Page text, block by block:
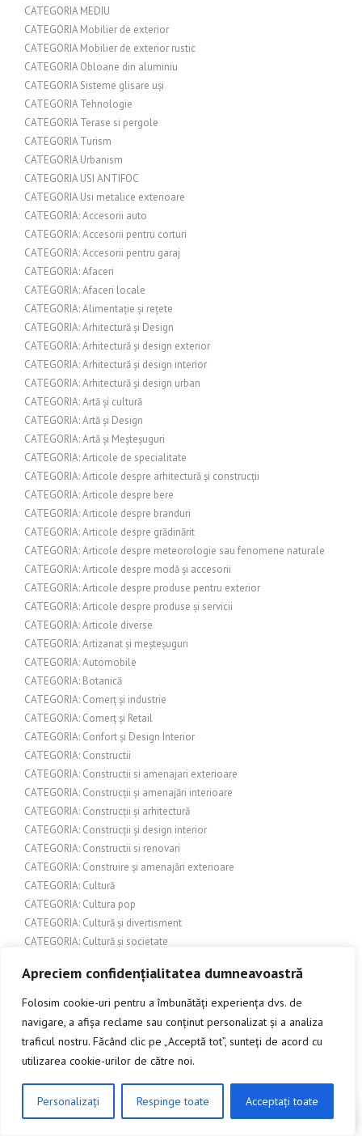
Apreciem confidențialitatea dumneavoastră
Folosim cookie-uri pentru a îmbunătăți experiența dvs. de
navigare, a afișa reclame sau conținut personalizat și a analiza
traficul nostru. Făcând clic pe „Acceptă tot”, sunteți de acord cu
utilizarea cookie-urilor de către noi.
Personalizați Respinge toate Acceptați toate
CATEGORIA MEDIU
CATEGORIA Mobilier de exterior
CATEGORIA Mobilier de exterior rustic
CATEGORIA Obloane din aluminiu
CATEGORIA Sisteme glisare uși
CATEGORIA Tehnologie
CATEGORIA Terase si pergole
CATEGORIA Turism
CATEGORIA Urbanism
CATEGORIA USI ANTIFOC
CATEGORIA Usi metalice exterioare
CATEGORIA: Accesorii auto
CATEGORIA: Accesorii pentru corturi
CATEGORIA: Accesorii pentru garaj
CATEGORIA: Afaceri
CATEGORIA: Afaceri locale
CATEGORIA: Alimentație și rețete
CATEGORIA: Arhitectură și Design
CATEGORIA: Arhitectură și design exterior
CATEGORIA: Arhitectură și design interior
CATEGORIA: Arhitectură și design urban
CATEGORIA: Artă și cultură
CATEGORIA: Artă și Design
CATEGORIA: Artă și Meșteșuguri
CATEGORIA: Articole de specialitate
CATEGORIA: Articole despre arhitectură și construcții
CATEGORIA: Articole despre bere
CATEGORIA: Articole despre branduri
CATEGORIA: Articole despre grădinărit
CATEGORIA: Articole despre meteorologie sau fenomene naturale
CATEGORIA: Articole despre modă și accesorii
CATEGORIA: Articole despre produse pentru exterior
CATEGORIA: Articole despre produse și servicii
CATEGORIA: Articole diverse
CATEGORIA: Artizanat și meșteșuguri
CATEGORIA: Automobile
CATEGORIA: Botanică
CATEGORIA: Comerț și industrie
CATEGORIA: Comerț și Retail
CATEGORIA: Confort și Design Interior
CATEGORIA: Constructii
CATEGORIA: Constructii si amenajari exterioare
CATEGORIA: Construcții și amenajări interioare
CATEGORIA: Construcții și arhitectură
CATEGORIA: Construcții și design interior
CATEGORIA: Constructii si renovari
CATEGORIA: Construire și amenajări exterioare
CATEGORIA: Cultură
CATEGORIA: Cultura pop
CATEGORIA: Cultură și divertisment
CATEGORIA: Cultură și societate
CATEGORIA: Design interior
CATEGORIA: Design și arhitectură
CATEGORIA: Design și inspirație pentru grădină
CATEGORIA: Economie/Finanțe
CATEGORIA: Grădină și Peisagistică
CLICK AICI PENTRU A DISCUTA